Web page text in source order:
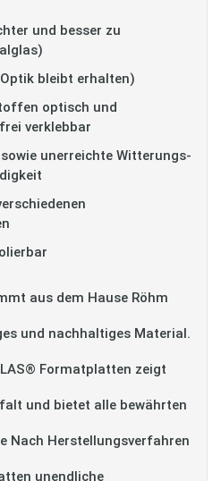
und besser zu
bleibt erhalten)
optisch und
verklebbar
unerreichte Witterungs-
aus dem Hause Röhm
und nachhaltiges Material.
Formatplatten zeigt
und bietet alle bewährten
Nach Herstellungsverfahren
unendliche